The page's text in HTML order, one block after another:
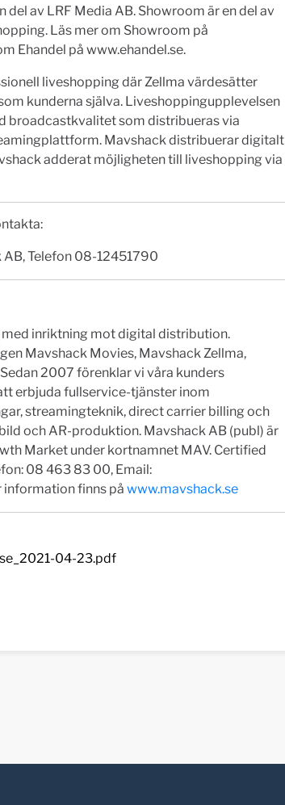
del av LRF Media AB. Showroom är en del av
Läs mer om Showroom på
Ehandel på www.ehandel.se.
liveshopping där Zellma värdesätter
kunderna själva. Liveshoppingupplevelsen
broadcastkvalitet som distribueras via
Mavshack distribuerar digitalt
adderat möjligheten till liveshopping via
Telefon 08-12451790
inriktning mot digital distribution.
Mavshack Movies, Mavshack Zellma,
2007 förenklar vi våra kunders
erbjuda fullservice-tjänster inom
streamingteknik, direct carrier billing och
och AR-produktion. Mavshack AB (publ) är
Market under kortnamnet MAV. Certified
08 463 83 00, Email:
information finns på www.mavshack.se
04-23.pdf